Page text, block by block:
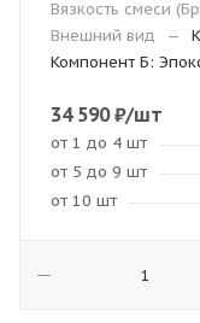
Вязкость смеси
Внешний вид
—
Компонент Б:
34 590₽/шт
от 1 до 4 шт
от 5 до 9 шт
от 10 шт